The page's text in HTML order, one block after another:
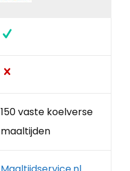
150 vaste koelverse
maaltijden